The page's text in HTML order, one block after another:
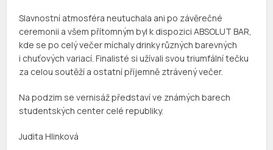
Slavnostní atmosféra neutuchala ani po závěrečné
ceremonii a všem přítomným byl k dispozici ABSOLUT BAR,
kde se po celý večer míchaly drinky různých barevných
i chuťových variací. Finalisté si užívali svou triumfální tečku
za celou soutěží a ostatní příjemně ztrávený večer.
Na podzim se vernisáž představí ve známých barech
studentských center celé republiky.
Judita Hlinková